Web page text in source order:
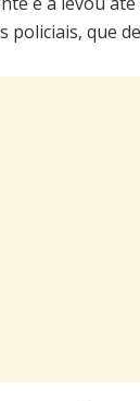
policiais, que